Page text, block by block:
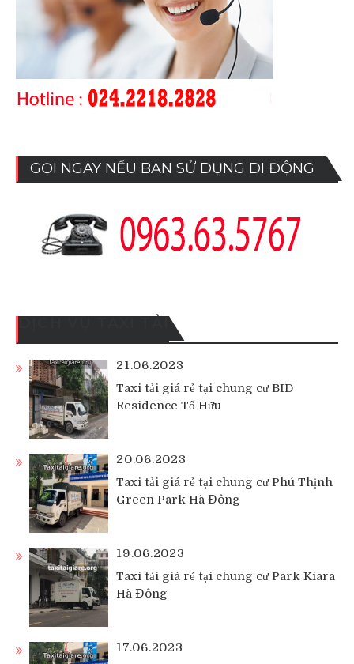
GỌI NGAY NẾU BẠN SỬ DỤNG DI ĐỘNG
DỊCH VỤ TAXI TẢI
21.06.2023
Taxi tải giá rẻ tại chung cư BID
Residence Tố Hữu
20.06.2023
Taxi tải giá rẻ tại chung cư Phú Thịnh
Green Park Hà Đông
19.06.2023
Taxi tải giá rẻ tại chung cư Park Kiara
Hà Đông
17.06.2023